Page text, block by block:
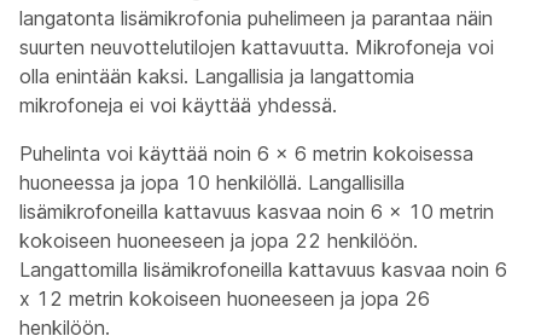
langatonta lisämikrofonia puhelimeen ja parantaa näin
suurten neuvottelutilojen kattavuutta. Mikrofoneja voi
olla enintään kaksi. Langallisia ja langattomia
mikrofoneja ei voi käyttää yhdessä.
Puhelinta voi käyttää noin 6 x 6 metrin kokoisessa
huoneessa ja jopa 10 henkilöllä. Langallisilla
lisämikrofoneilla kattavuus kasvaa noin 6 x 10 metrin
kokoiseen huoneeseen ja jopa 22 henkilöön.
Langattomilla lisämikrofoneilla kattavuus kasvaa noin 6
x 12 metrin kokoiseen huoneeseen ja jopa 26
henkilöön.